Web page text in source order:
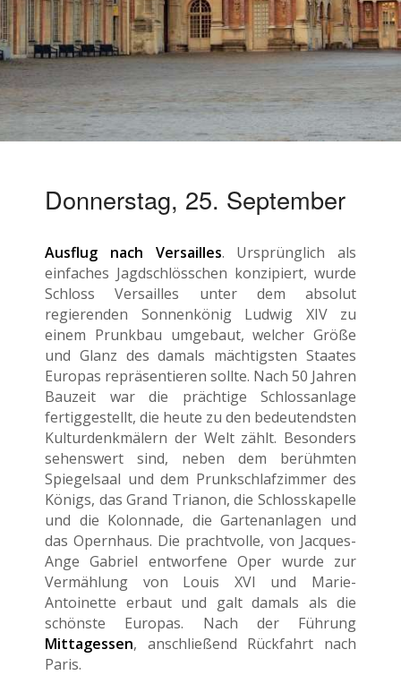
Donnerstag, 25. September
Ausflug nach Versailles. Ursprünglich als
einfaches Jagdschlösschen konzipiert, wurde
Schloss Versailles unter dem absolut
regierenden Sonnenkönig Ludwig XIV zu
einem Prunkbau umgebaut, welcher Größe
und Glanz des damals mächtigsten Staates
Europas repräsentieren sollte. Nach 50 Jahren
Bauzeit war die prächtige Schlossanlage
fertiggestellt, die heute zu den bedeutendsten
Kulturdenkmälern der Welt zählt. Besonders
sehenswert sind, neben dem berühmten
Spiegelsaal und dem Prunkschlafzimmer des
Königs, das Grand Trianon, die Schlosskapelle
und die Kolonnade, die Gartenanlagen und
das Opernhaus. Die prachtvolle, von Jacques-
Ange Gabriel entworfene Oper wurde zur
Vermählung von Louis XVI und Marie-
Antoinette erbaut und galt damals als die
schönste Europas. Nach der Führung
Mittagessen, anschließend Rückfahrt nach
Paris.